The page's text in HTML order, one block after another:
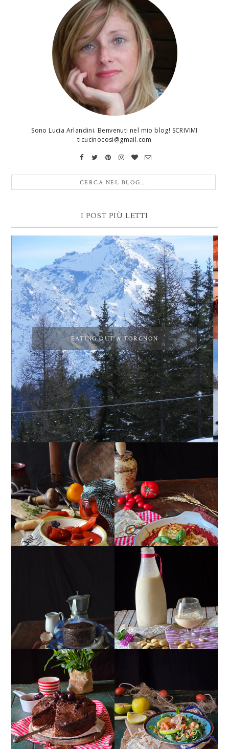
Sono Lucia Arlandini. Benvenuti nel mio blog! SCRIVIMI
ticucinocosi@gmail.com
I POST PIÙ LETTI
EATING OUT A TORGNON
PEPERONI ALLA
PIEMONTESE
GIRANDOLE DI
RICOTTA
MUG CAKE AL
CIOCCOLATO
MANDORLITO
TORTA DOPPIO
CIOCCOLATO E
CILIEGIE
INSALATA DI SALMONE
AFFUMICATO, MELE,
NOCI, RUCOLA